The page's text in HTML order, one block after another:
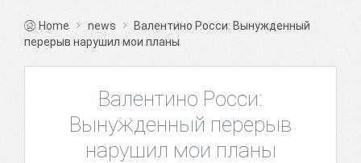
Home news
Валентино Росси: Вынужденный
перерыв нарушил мои планы
Валентино Росси:
Вынужденный перерыв
нарушил мои планы